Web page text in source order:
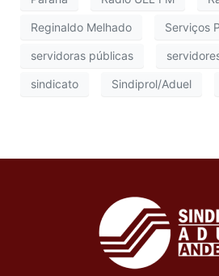
Reginaldo Melhado Serviços
servidoras públicas
sindicato Sindiprol/Aduel